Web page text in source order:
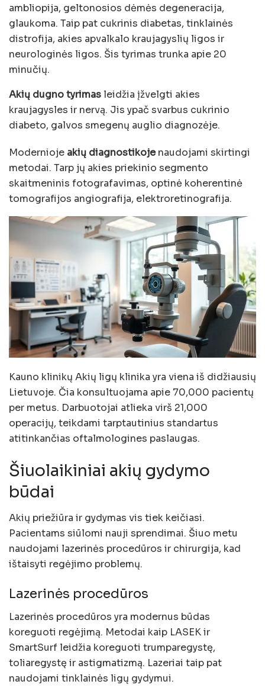
ambliopija, geltonosios dėmės degeneracija,
glaukoma. Taip pat cukrinis diabetas, tinklainės
distrofija, akies apvalkalo kraujagyslių ligos ir
neurologinės ligos. Šis tyrimas trunka apie 20
minučių.
Akių dugno tyrimasleidžia įžvelgti akies
kraujagysles ir nervą. Jis ypač svarbus cukrinio
diabeto, galvos smegenų auglio diagnozėje.
Modernioje akių diagnostikojenaudojami skirtingi
metodai. Tarp jų akies priekinio segmento
skaitmeninis fotografavimas, optinė koherentinė
tomografijos angiografija, elektroretinografija.
Kauno klinikų Akių ligų klinika yra viena iš didžiausių
Lietuvoje. Čia konsultuojama apie 70,000 pacientų
per metus. Darbuotojai atlieka virš 21,000
operacijų, teikdami tarptautinius standartus
atitinkančias oftalmologines paslaugas.
Šiuolaikiniai akių gydymo
būdai
Akių priežiūra ir gydymas vis tiek keičiasi.
Pacientams siūlomi nauji sprendimai. Šiuo metu
naudojami lazerinės procedūros ir chirurgija, kad
ištaisyti regėjimo problemų.
Lazerinės procedūros
Lazerinės procedūros yra modernus būdas
koreguoti regėjimą. Metodai kaip LASEK ir
SmartSurf leidžia koreguoti trumparegystę,
toliaregystę ir astigmatizmą. Lazeriai taip pat
naudojami tinklainės ligų gydymui.